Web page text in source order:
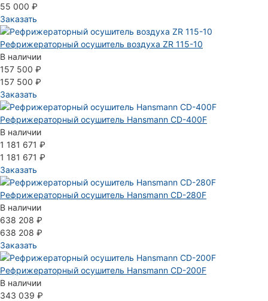
55 000 ₽
Заказать
Рефрижераторный осушитель воздуха ZR 115-10
В наличии
157 500 ₽
157 500 ₽
Заказать
Рефрижераторный осушитель Hansmann CD-400F
В наличии
1 181 671 ₽
1 181 671 ₽
Заказать
Рефрижераторный осушитель Hansmann CD-280F
В наличии
638 208 ₽
638 208 ₽
Заказать
Рефрижераторный осушитель Hansmann CD-200F
В наличии
343 039 ₽